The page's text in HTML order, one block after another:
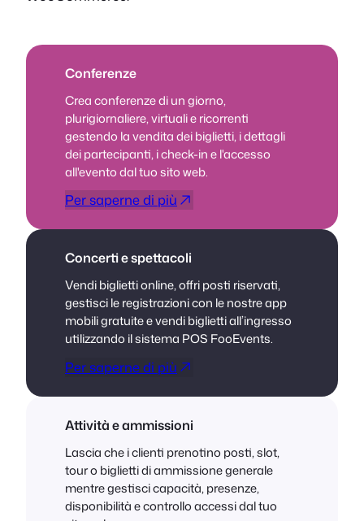
Conferenze
Crea conferenze di un giorno,
plurigiornaliere, virtuali e ricorrenti
gestendo la vendita dei biglietti, i dettagli
dei partecipanti, i check-in e l'accesso
all'evento dal tuo sito web.
Per saperne di più
Concerti e spettacoli
Vendi biglietti online, offri posti riservati,
gestisci le registrazioni con le nostre app
mobili gratuite e vendi biglietti all’ingresso
utilizzando il sistema POS FooEvents.
Per saperne di più
Attività e ammissioni
Lascia che i clienti prenotino posti, slot,
tour o biglietti di ammissione generale
mentre gestisci capacità, presenze,
disponibilità e controllo accessi dal tuo